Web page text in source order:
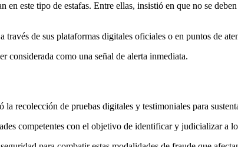
este tipo de estafas. Entre ellas, insistió en que no se
de sus plataformas digitales oficiales o en puntos de
considerada como una señal de alerta inmediata.
recolección de pruebas digitales y testimoniales para
competentes con el objetivo de identificar y judicializar a